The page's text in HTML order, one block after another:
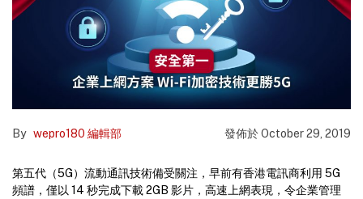
By wepro180 編輯部 發佈於October 29, 2019
第五代（5G）流動通訊技術備受關注，早前有香港電訊商利用 5G
頻譜，僅以 14 秒完成下載 2GB 影片，高速上網表現，令企業管理